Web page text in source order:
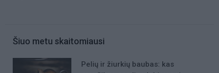
Šiuo metu skaitomiausi
Pelių ir žiurkių baubas: kas